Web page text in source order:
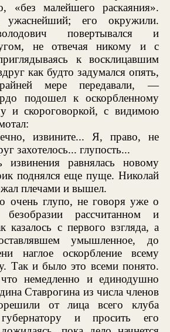
«без малейшего раскаяния».
его окружили.
повертывался и
не отвечая никому и с
к восклицавшим
как будто задумался опять,
мере передавали, —
подошел к оскорбленному
и скороговоркой, с видимою
извините... Я, право, не
захотелось... глупость...
извинения равнялась новому
поднялся еще пуще. Николай
плечами и вышел.
очень глупо, не говоря уже о
рассчитанном и
с первого взгляда, а
умышленное, до
наглое оскорбление всему
Так и было это всеми понято.
немедленно и единодушно
Ставрогина из числа членов
от лица всего клуба
и просить его